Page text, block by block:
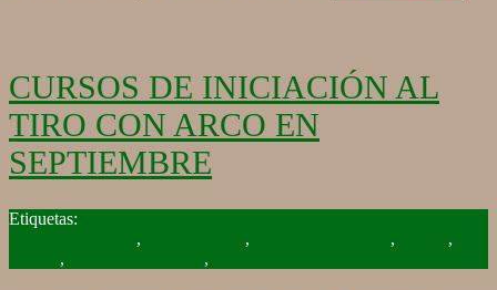
CURSOS DE INICIACIÓN AL
TIRO CON ARCO EN
SEPTIEMBRE
2019-
, , ,
,
, ,